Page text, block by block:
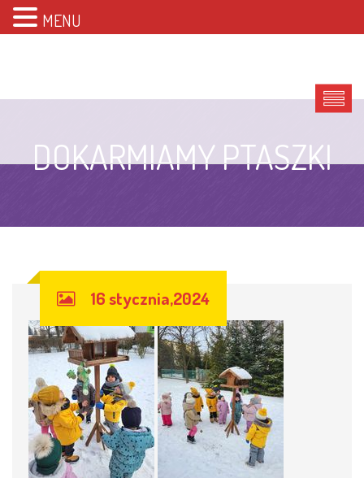
DOKARMIAMY PTASZKI
16 stycznia,2024
MENU